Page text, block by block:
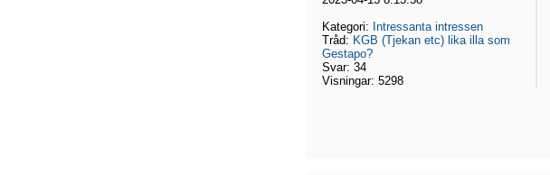
Kategori: Intressanta intressen
Tråd: KGB (Tjekan etc) lika illa som
Gestapo?
Svar: 34
Visningar: 5298